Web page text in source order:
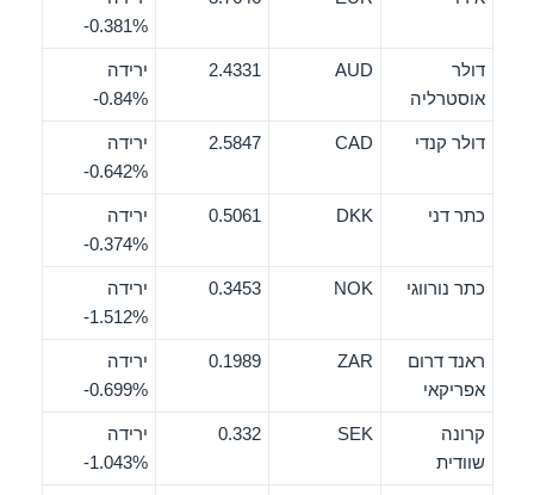
‎-0.381%
דולר
אוסטרליה
AUD
2.4331
ירידה
‎-0.84%
דולר קנדי CAD
2.5847
ירידה
‎-0.642%
כתר דני DKK
0.5061
ירידה
‎-0.374%
כתר נורווגי NOK
0.3453
ירידה
‎-1.512%
ראנד דרום
אפריקאי
ZAR
0.1989
ירידה
‎-0.699%
קרונה
שוודית
SEK
0.332
ירידה
‎-1.043%